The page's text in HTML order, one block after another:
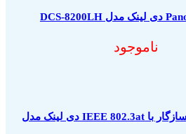
ناموجود
تزریق کننده PoE، سازگار با IEEE 802.3at دی لینک مدل